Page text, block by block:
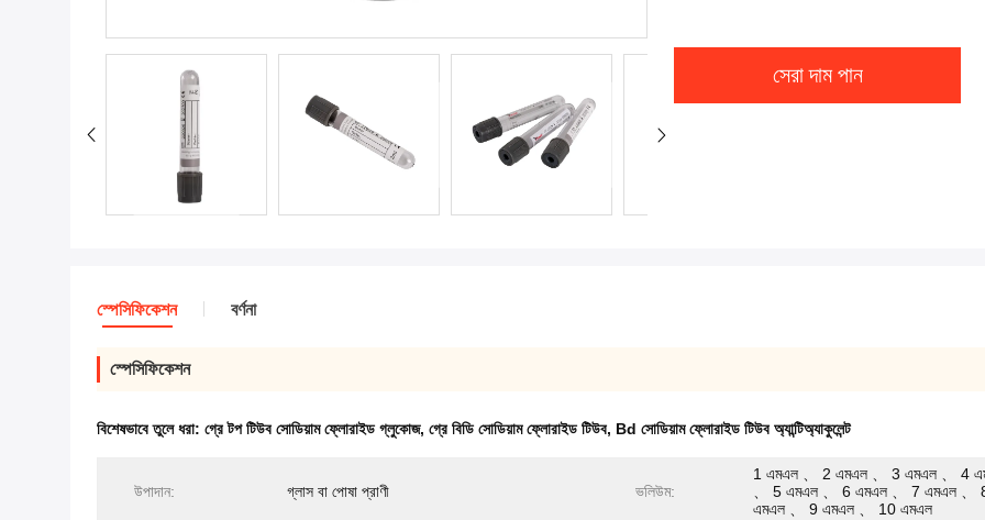
সেরা দাম পান
স্পেসিফিকেশন বর্ণনা
স্পেসিফিকেশন
বিশেষভাবে তুলে ধরা: গ্রে টপ টিউব সোডিয়াম ফ্লোরাইড গ্লুকোজ, গ্রে বিডি সোডিয়াম ফ্লোরাইড টিউব, Bd সোডিয়াম ফ্লোরাইড টিউব অ্যান্টিঅ্যাকুলেন্ট
উপাদান: গ্লাস বা পোষা প্রাণী ভলিউম:
1 এমএল 、 2 এমএল 、 3 এমএল 、 4
、 5 এমএল 、 6 এমএল 、 7 এমএল 、
এমএল 、 9 এমএল 、 10 এমএল